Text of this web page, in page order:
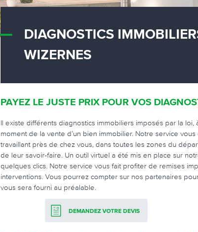
DIAGNOSTICS
WIZERNES
PAYEZ LE JUSTE PRIX POUR VOS
Il existe différents diagnostics immobiliers imposés par la
moment de la vente d’un bien immobilier. Notre service
travaillant près de chez vous, dans toutes les zones du
de leur savoir-faire. Un outil virtuel a été mis en place sur
quelques clics. Notre service vous fait profiter de remises
interventions. Vous pourrez compter sur nos partenaires
vous sera fourni au préalable.
DEMANDEZ VOTRE DEVIS